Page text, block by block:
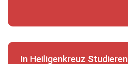
In Heiligenkreuz Studieren